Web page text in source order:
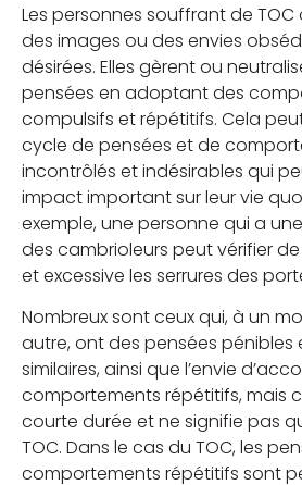
Les personnes souffrant de
des images ou des envies
désirées. Elles gèrent ou
pensées en adoptant des
compulsifs et répétitifs. Cela
cycle de pensées et de
incontrôlés et indésirables qui
impact important sur leur vie
exemple, une personne qui a
des cambrioleurs peut vérifier
et excessive les serrures des
Nombreux sont ceux qui, à un
autre, ont des pensées pénibles
similaires, ainsi que l’envie
comportements répétitifs, mais
courte durée et ne signifie pas
TOC. Dans le cas du TOC, les
comportements répétitifs sont